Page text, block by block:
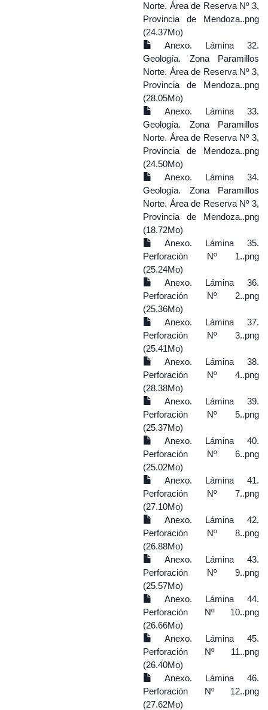
Norte. Área de Reserva Nº 3,
Provincia de Mendoza..png
(24.37Mo)
Anexo. Lámina 32.
Geología. Zona Paramillos
Norte. Área de Reserva Nº 3,
Provincia de Mendoza..png
(28.05Mo)
Anexo. Lámina 33.
Geología. Zona Paramillos
Norte. Área de Reserva Nº 3,
Provincia de Mendoza..png
(24.50Mo)
Anexo. Lámina 34.
Geología. Zona Paramillos
Norte. Área de Reserva Nº 3,
Provincia de Mendoza..png
(18.72Mo)
Anexo. Lámina 35.
Perforación Nº 1..png
(25.24Mo)
Anexo. Lámina 36.
Perforación Nº 2..png
(25.36Mo)
Anexo. Lámina 37.
Perforación Nº 3..png
(25.41Mo)
Anexo. Lámina 38.
Perforación Nº 4..png
(28.38Mo)
Anexo. Lámina 39.
Perforación Nº 5..png
(25.37Mo)
Anexo. Lámina 40.
Perforación Nº 6..png
(25.02Mo)
Anexo. Lámina 41.
Perforación Nº 7..png
(27.10Mo)
Anexo. Lámina 42.
Perforación Nº 8..png
(26.88Mo)
Anexo. Lámina 43.
Perforación Nº 9..png
(25.57Mo)
Anexo. Lámina 44.
Perforación Nº 10..png
(26.66Mo)
Anexo. Lámina 45.
Perforación Nº 11..png
(26.40Mo)
Anexo. Lámina 46.
Perforación Nº 12..png
(27.62Mo)